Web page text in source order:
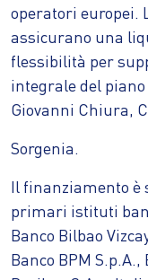
operatori europei.
assicurano una
flessibilità per
integrale del
Giovanni Chiura,
Sorgenia.
Il finanziamento è
primari istituti
Banco Bilbao
Banco BPM